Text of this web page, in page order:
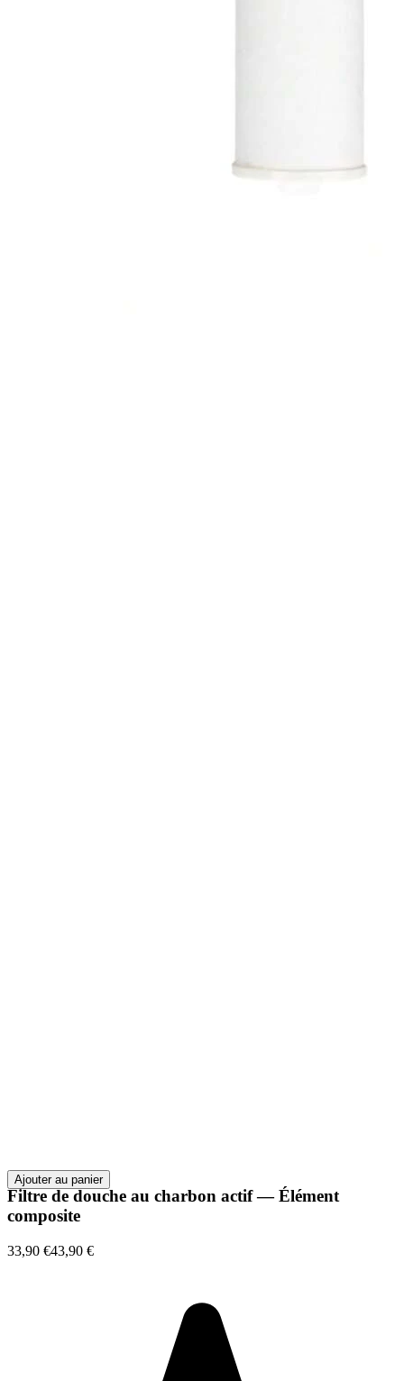
Ajouter au panier
Filtre de douche au charbon actif — Élément
composite
33,90 €43,90 €